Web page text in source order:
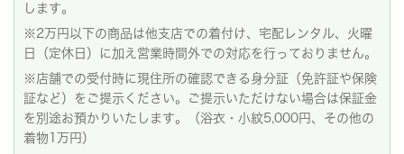
します。
※2万円以下の商品は他支店での着付け、宅配レンタル、火曜
日（定休日）に加え営業時間外での対応を行っておりません。
※店舗での受付時に現住所の確認できる身分証（免許証や保険
証など）をご提示ください。ご提示いただけない場合は保証金
を別途お預かりいたします。（浴衣・小紋5,000円、その他の
着物1万円）